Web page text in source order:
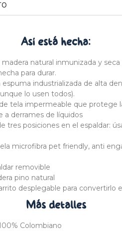
Así está hecha:
natural inmunizada y
para durar.
industrializada de alta
lo usen todos).
tela impermeable que protege
a derrames de líquidos
tres posiciones en el espaldar:
microfibra pet friendly, anti
removible
pino natural
desplegable para convertirlo
Más detalles
Colombiano